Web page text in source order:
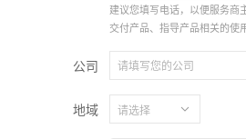
建议您填写电话，以便服务商
交付产品、指导产品相关的使
公司
地域